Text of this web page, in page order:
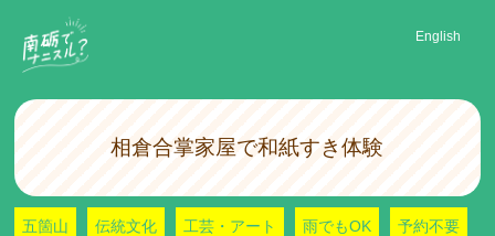
English
相倉合掌家屋で和紙すき体験
五箇山 伝統文化 工芸・アート 雨でもOK 予約不要